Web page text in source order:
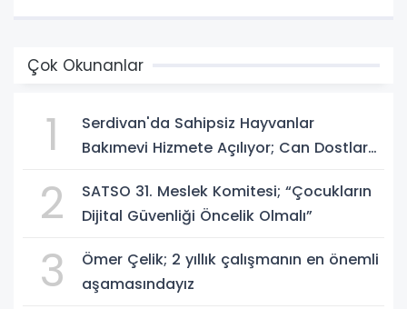
Çok Okunanlar
1
Serdivan'da Sahipsiz Hayvanlar
Bakımevi Hizmete Açılıyor; Can Dostlara
2
SATSO 31. Meslek Komitesi; “Çocukların
Dijital Güvenliği Öncelik Olmalı”
3
Ömer Çelik; 2 yıllık çalışmanın en önemli
aşamasındayız